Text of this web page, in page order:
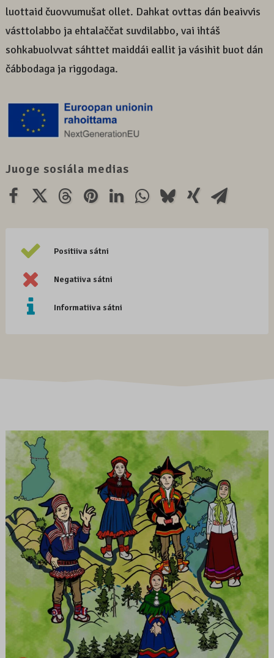
luottaid čuovvumušat ollet. Dahkat ovttas dán beaivvis
vásttolabbo ja ehtalaččat suvdilabbo, vai ihtáš
sohkabuolvvat sáhttet maiddái eallit ja vásihit buot dán
čábbodaga ja riggodaga.
Juoge sosiála medias
Positiiva sátni
Negatiiva sátni
Informatiiva sátni